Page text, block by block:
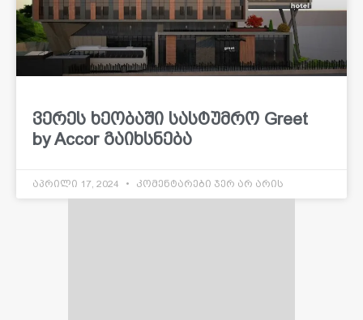
ვერეს ხეობაში სასტუმრო Greet
by Accor გაიხსნება
აპრილი 17, 2024 კომენტარები ჯერ არ არის